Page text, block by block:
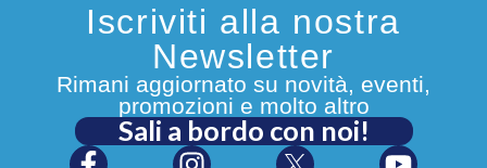
Iscriviti alla nostra
Newsletter
Rimani aggiornato su novità, eventi,
promozioni e molto altro
Sali a bordo con noi!